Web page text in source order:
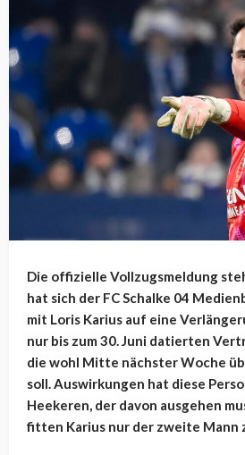
Die offizielle Vollzugsmeldung
hat sich der FC Schalke 04
mit Loris Karius auf eine
nur bis zum 30. Juni datierten
die wohl Mitte nächster Woche
soll. Auswirkungen hat diese
Heekeren, der davon ausgehen
fitten Karius nur der zweite Mann